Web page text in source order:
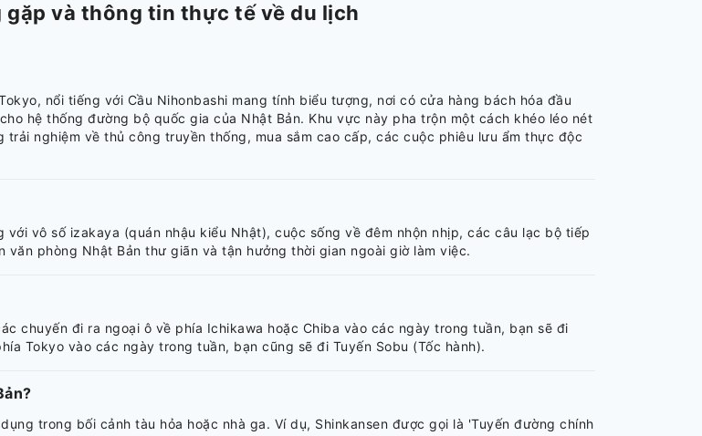
và thông tin thực tế về du lịch
nổi tiếng với Cầu Nihonbashi mang tính biểu tượng, nơi có cửa hàng bách hóa đầu
hệ thống đường bộ quốc gia của Nhật Bản. Khu vực này pha trộn một cách khéo léo nét
nghiệm về thủ công truyền thống, mua sắm cao cấp, các cuộc phiêu lưu ẩm thực độc
vô số izakaya (quán nhậu kiểu Nhật), cuộc sống về đêm nhộn nhịp, các câu lạc bộ tiếp
phòng Nhật Bản thư giãn và tận hưởng thời gian ngoài giờ làm việc.
chuyến đi ra ngoại ô về phía Ichikawa hoặc Chiba vào các ngày trong tuần, bạn sẽ đi
Tokyo vào các ngày trong tuần, bạn cũng sẽ đi Tuyến Sobu (Tốc hành).
trong bối cảnh tàu hỏa hoặc nhà ga. Ví dụ, Shinkansen được gọi là 'Tuyến đường chính